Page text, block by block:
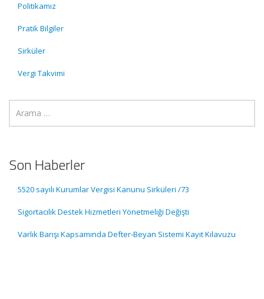
Politikamız
Pratik Bilgiler
Sirküler
Vergi Takvimi
Son Haberler
5520 sayılı Kurumlar Vergisi Kanunu Sirküleri /73
Sigortacılık Destek Hizmetleri Yönetmeliği Değişti
Varlık Barışı Kapsamında Defter-Beyan Sistemi Kayıt Kılavuzu